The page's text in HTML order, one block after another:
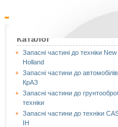
Каталог
Запасні частині до техніки New
Holland
Запасні частини до автомобілів
КрАЗ
Запасні частини до
техніки
Запасні частини до техніки
IH